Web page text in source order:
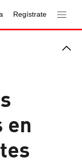
Regístrate
en